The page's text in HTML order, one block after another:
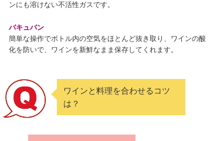
ンにも溶けない不活性ガスです。
バキュバン
簡単な操作でボトル内の空気をほとんど抜き取り、ワインの酸
化を防いで、ワインを新鮮なまま保存してくれます。
ワインと料理を合わせるコツ
は？